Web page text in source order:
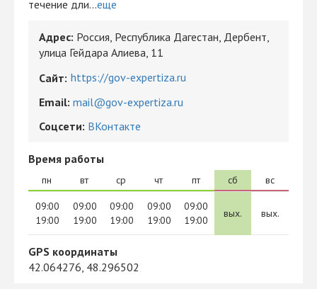
течение дли...еще
Адрес: Россия, Республика Дагестан, Дербент,
улица Гейдара Алиева, 11
Сайт: https://gov-expertiza.ru
Email: mail@gov-expertiza.ru
Соцсети: ВКонтакте
Время работы
пн
09:00
19:00
вт
09:00
19:00
ср
09:00
19:00
чт
09:00
19:00
пт
09:00
19:00
сб
вых.
вс
вых.
GPS координаты
42.064276, 48.296502